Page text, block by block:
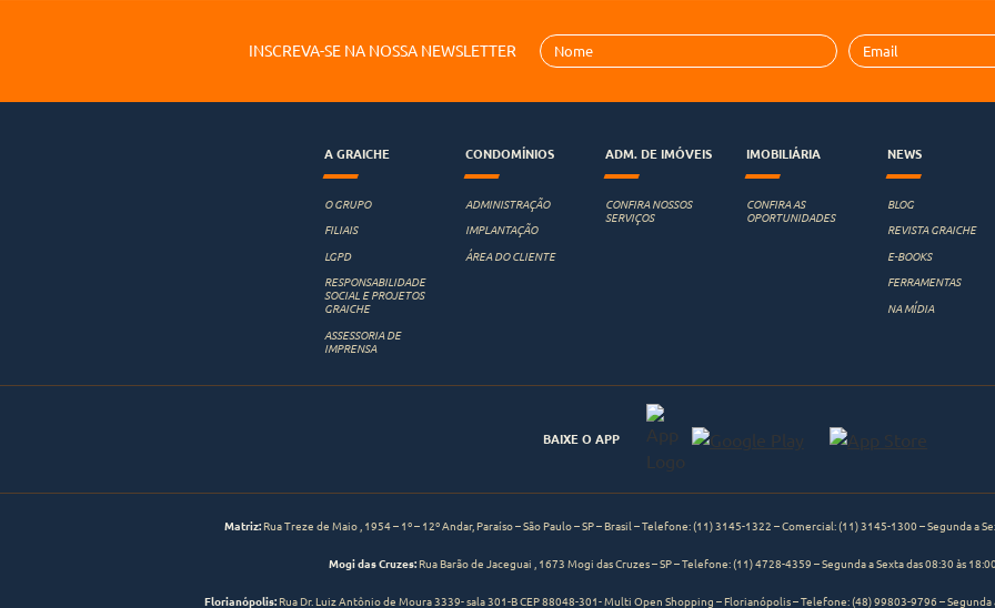
INSCREVA-SE NA NOSSA NEWSLETTER
A GRAICHE
O GRUPO
FILIAIS
LGPD
RESPONSABILIDADE
SOCIAL E PROJETOS
GRAICHE
ASSESSORIA DE
IMPRENSA
CONDOMÍNIOS
ADMINISTRAÇÃO
IMPLANTAÇÃO
ÁREA DO CLIENTE
ADM. DE IMÓVEIS
CONFIRA NOSSOS
SERVIÇOS
IMOBILIÁRIA
CONFIRA AS
OPORTUNIDADES
NEWS
BLOG
REVISTA GRAICHE
E-BOOKS
FERRAMENTAS
NA MÍDIA
BAIXE O APP
Matriz:Rua Treze de Maio , 1954 – 1º – 12º Andar, Paraíso – São Paulo – SP – Brasil – Telefone:(11) 3145-1322 – Comercial:(11) 3145-1300 – Segunda a
Mogi das Cruzes: Rua Barão de Jaceguai , 1673 Mogi das Cruzes – SP – Telefone:(11) 4728-4359 – Segunda a Sexta das 08:30 às
Florianópolis:Rua Dr. Luiz Antônio de Moura 3339- sala 301-B CEP 88048-301- Multi Open Shopping – Florianópolis – Telefone: (48) 99803-9796 – Segunda